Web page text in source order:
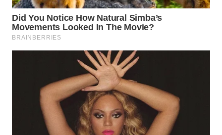
WALINKI
ID
MAWAKA
MARTABAT
NET